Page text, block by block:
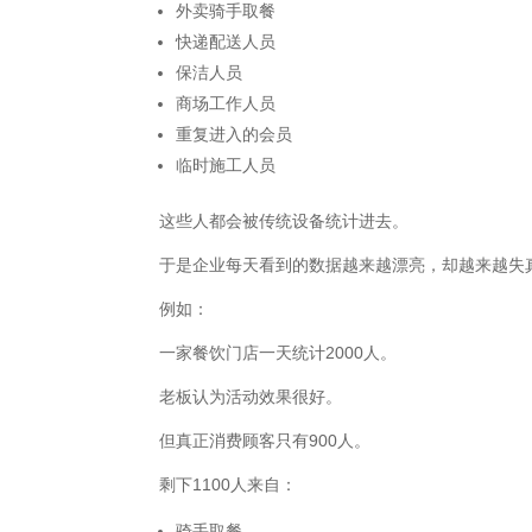
外卖骑手取餐
快递配送人员
保洁人员
商场工作人员
重复进入的会员
临时施工人员
这些人都会被传统设备统计进去。
于是企业每天看到的数据越来越漂亮，却越来越失
例如：
一家餐饮门店一天统计2000人。
老板认为活动效果很好。
但真正消费顾客只有900人。
剩下1100人来自：